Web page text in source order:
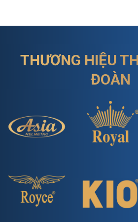
THƯƠNG HIỆU
ĐOÀN